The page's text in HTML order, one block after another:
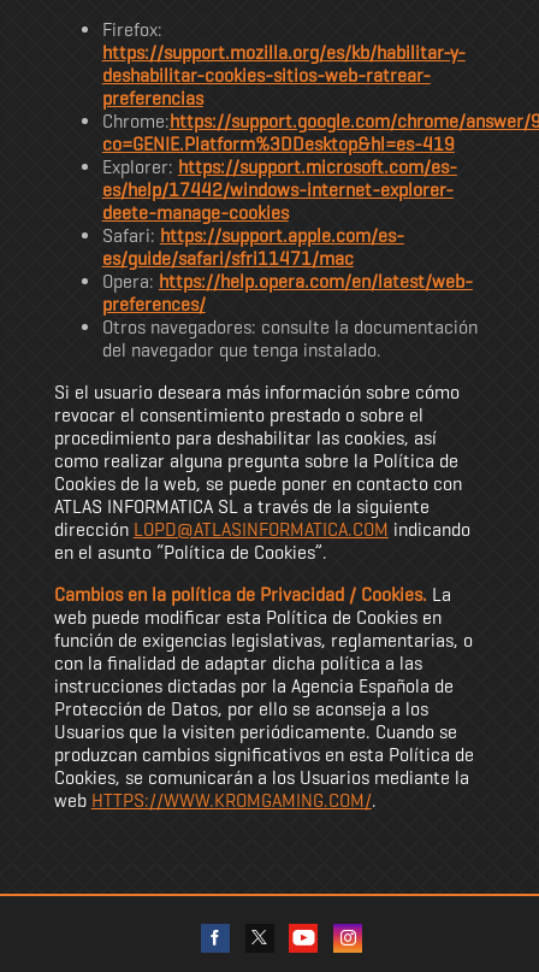
Firefox:
https://support.mozilla.org/es/kb/habilitar-y-
deshabilitar-cookies-sitios-web-ratrear-
preferencias
Chrome:https://support.google.com/chrome/answer/
co=GENIE.Platform%3DDesktop&hl=es-419
Explorer: https://support.microsoft.com/es-
es/help/17442/windows-internet-explorer-
deete-manage-cookies
Safari: https://support.apple.com/es-
es/guide/safari/sfri11471/mac
Opera: https://help.opera.com/en/latest/web-
preferences/
Otros navegadores: consulte la documentación
del navegador que tenga instalado.
Si el usuario deseara más información sobre cómo
revocar el consentimiento prestado o sobre el
procedimiento para deshabilitar las cookies, así
como realizar alguna pregunta sobre la Política de
Cookies de la web, se puede poner en contacto con
ATLAS INFORMATICA SL a través de la siguiente
dirección LOPD@ATLASINFORMATICA.COM indicando
en el asunto “Política de Cookies”.
Cambios en la política de Privacidad / Cookies. La
web puede modificar esta Política de Cookies en
función de exigencias legislativas, reglamentarias, o
con la finalidad de adaptar dicha política a las
instrucciones dictadas por la Agencia Española de
Protección de Datos, por ello se aconseja a los
Usuarios que la visiten periódicamente. Cuando se
produzcan cambios significativos en esta Política de
Cookies, se comunicarán a los Usuarios mediante la
web HTTPS://WWW.KROMGAMING.COM/.